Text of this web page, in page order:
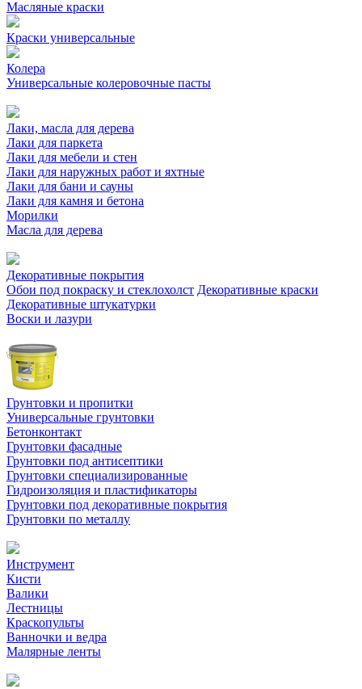
Масляные краски
Краски универсальные
Колера
Универсальные колеровочные пасты
Лаки, масла для дерева
Лаки для паркета
Лаки для мебели и стен
Лаки для наружных работ и яхтные
Лаки для бани и сауны
Лаки для камня и бетона
Морилки
Масла для дерева
Декоративные покрытия
Обои под покраску и стеклохолст Декоративные краски
Декоративные штукатурки
Воски и лазури
Грунтовки и пропитки
Универсальные грунтовки
Бетонконтакт
Грунтовки фасадные
Грунтовки под антисептики
Грунтовки специализированные
Гидроизоляция и пластификаторы
Грунтовки под декоративные покрытия
Грунтовки по металлу
Инструмент
Кисти
Валики
Лестницы
Краскопульты
Ванночки и ведра
Малярные ленты